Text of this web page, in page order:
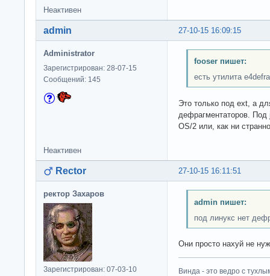
Неактивен
27-10-15 16:09:15
admin
Administrator
Зарегистрирован: 28-07-15
Сообщений: 145
fooser пишет:
есть утилита
Это только под ext, а
дефрагментаторов.
OS/2 или, как ни
Неактивен
27-10-15 16:11:51
Rector
ректор Захаров
Зарегистрирован: 07-03-10
admin пишет:
под линукс нет
Они просто нахуй не
Винда - это ведро с